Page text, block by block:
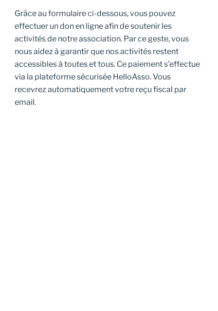
Grâce au formulaire ci-dessous, vous pouvez
effectuer un don en ligne afin de soutenir les
activités de notre association. Par ce geste, vous
nous aidez à garantir que nos activités restent
accessibles à toutes et tous. Ce paiement s’effectue
via la plateforme sécurisée HelloAsso. Vous
recevrez automatiquement votre reçu fiscal par
email.